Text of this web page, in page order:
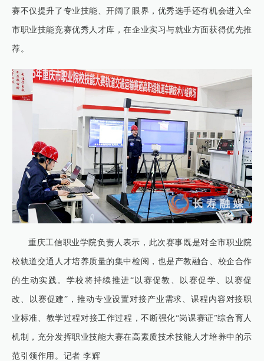
赛不仅提升了专业技能、开阔了眼界，优秀选手还有机会进入全
市职业技能竞赛优秀人才库，在企业实习与就业方面获得优先推
荐。
重庆工信职业学院负责人表示，此次赛事既是对全市职业院
校轨道交通人才培养质量的集中检阅，也是产教融合、校企合作
的生动实践。学校将持续推进“以赛促教、以赛促学、以赛促
改、以赛促建”，推动专业设置对接产业需求、课程内容对接职
业标准、教学过程对接工作过程，不断强化“岗课赛证”综合育人
机制，充分发挥职业技能大赛在高素质技术技能人才培养中的示
范引领作用。记者 李辉